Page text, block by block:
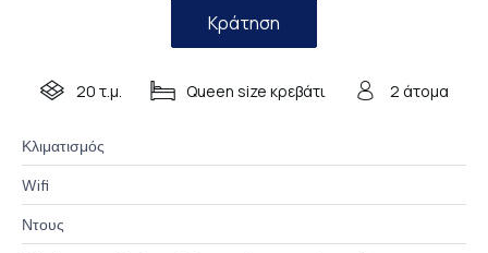
Κράτηση
20 τ.μ. Queen size κρεβάτι 2 άτομα
Κλιματισμός
Wifi
Ντους